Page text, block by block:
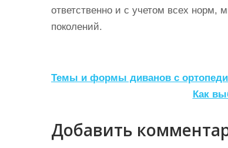
ответственно и с учетом всех
поколений.
Н
в
и
Темы и формы диванов с
Как
Добавить